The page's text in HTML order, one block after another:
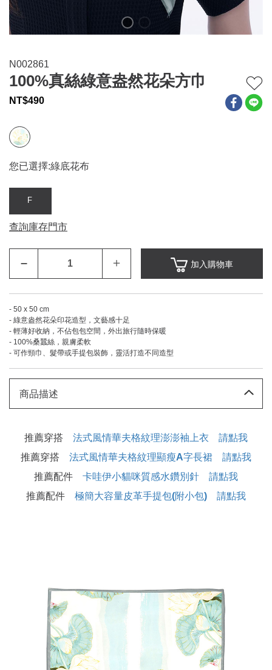
N002861
100%真絲綠意盎然花朵方巾
NT$490
您已選擇:綠底花布
F
查詢庫存門市
– ＋ 加入購物車
- 50 x 50 cm
- 綠意盎然花朵印花造型，文藝感十足
- 輕薄好收納，不佔包包空間，外出旅行隨時保暖
- 100%桑蠶絲，親膚柔軟
- 可作頸巾、髮帶或手提包裝飾，靈活打造不同造型
商品描述
推薦穿搭 法式風情華夫格紋理澎澎袖上衣 請點我
推薦穿搭 法式風情華夫格紋理顯瘦A字長裙 請點我
推薦配件 卡哇伊小貓咪質感水鑽別針 請點我
推薦配件 極簡大容量皮革手提包(附小包) 請點我